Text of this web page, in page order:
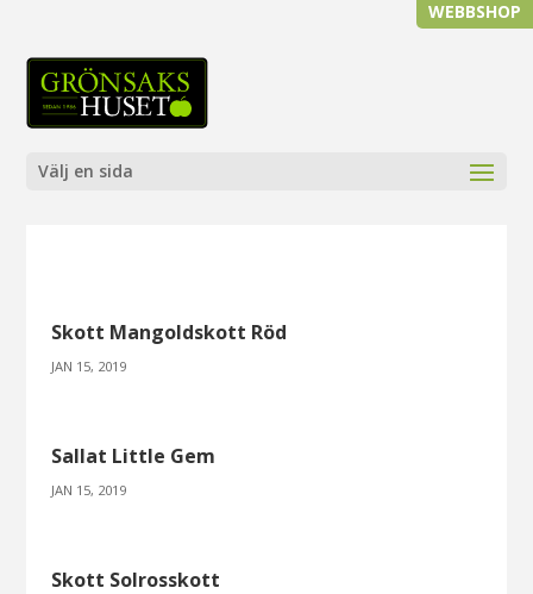
WEBBSHOP
Välj en sida
Skott Mangoldskott Röd
JAN 15, 2019
Sallat Little Gem
JAN 15, 2019
Skott Solrosskott